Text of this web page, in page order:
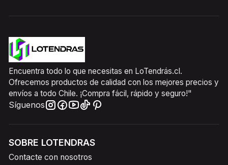
Encuentra todo lo que necesitas en LoTendrás.cl.
Ofrecemos productos de calidad con los mejores precios y
envíos a todo Chile. ¡Compra fácil, rápido y seguro!"
Síguenos
SOBRE LOTENDRAS
Contacte con nosotros